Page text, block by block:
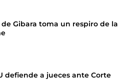
Gibara toma un respiro de la
defiende a jueces ante Corte